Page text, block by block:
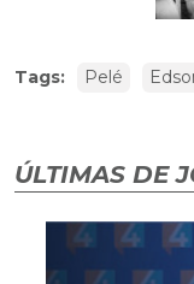
Tags: Pelé
ÚLTIMAS DE